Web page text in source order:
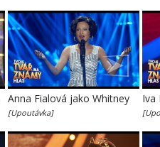
Anna Fialová jako Whitney
[Upoutávka]
Iva